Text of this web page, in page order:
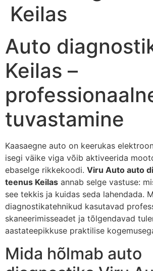
Keilas
Auto
Keilas –
tuvastamine
Kaasaegne auto on keerukas
isegi väike viga võib aktiveerida
ebaselge rikkekoodi. Viru Auto auto
teenus Keilas annab selge vastuse:
see tekkis ja kuidas seda lahendada.
diagnostikatehnikud kasutavad
skaneerimisseadet ja tõlgendavad
aastateepikkuse praktilise
Mida hõlmab auto